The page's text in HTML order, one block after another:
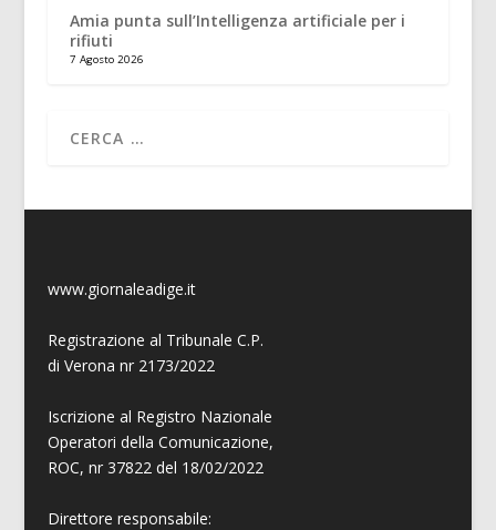
Amia punta sull’Intelligenza artificiale per i
rifiuti
7 Agosto 2026
www.giornaleadige.it
Registrazione al Tribunale C.P.
di Verona nr 2173/2022
Iscrizione al Registro Nazionale
Operatori della Comunicazione,
ROC, nr 37822 del 18/02/2022
Direttore responsabile: